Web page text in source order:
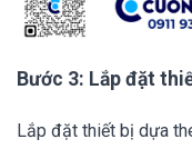
Bước 3: Lắp đặt
Lắp đặt thiết bị dựa